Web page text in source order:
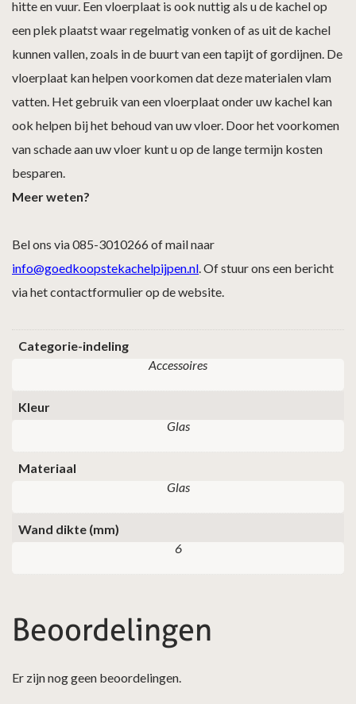
hitte en vuur. Een vloerplaat is ook nuttig als u de kachel op
een plek plaatst waar regelmatig vonken of as uit de kachel
kunnen vallen, zoals in de buurt van een tapijt of gordijnen. De
vloerplaat kan helpen voorkomen dat deze materialen vlam
vatten. Het gebruik van een vloerplaat onder uw kachel kan
ook helpen bij het behoud van uw vloer. Door het voorkomen
van schade aan uw vloer kunt u op de lange termijn kosten
besparen.
Meer weten?
Bel ons via 085-3010266 of mail naar
info@goedkoopstekachelpijpen.nl. Of stuur ons een bericht
via het contactformulier op de website.
Categorie-indeling
Accessoires
Kleur
Glas
Materiaal
Glas
Wand dikte (mm)
6
Beoordelingen
Er zijn nog geen beoordelingen.